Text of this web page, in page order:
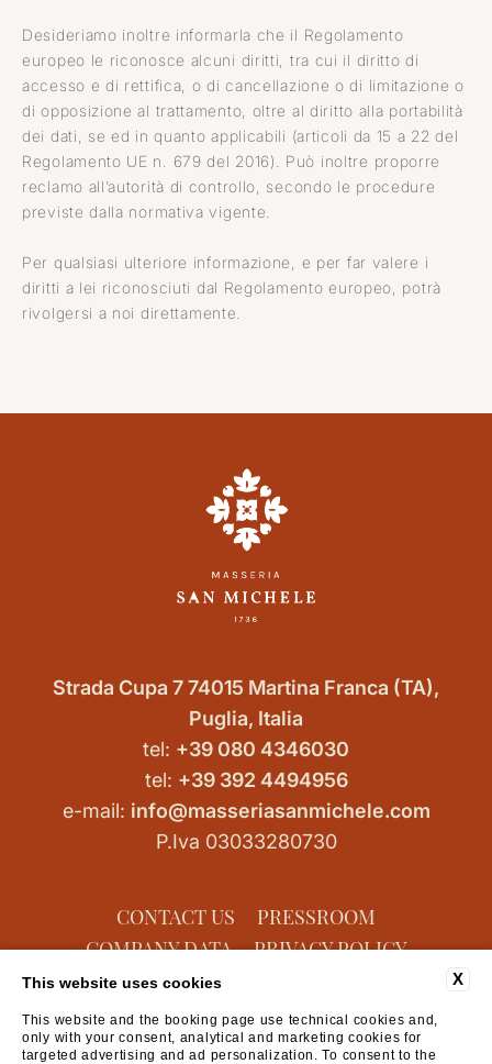
Desideriamo inoltre informarla che il Regolamento
europeo le riconosce alcuni diritti, tra cui il diritto di
accesso e di rettifica, o di cancellazione o di limitazione o
di opposizione al trattamento, oltre al diritto alla portabilità
dei dati, se ed in quanto applicabili (articoli da 15 a 22 del
Regolamento UE n. 679 del 2016). Può inoltre proporre
reclamo all’autorità di controllo, secondo le procedure
previste dalla normativa vigente.
Per qualsiasi ulteriore informazione, e per far valere i
diritti a lei riconosciuti dal Regolamento europeo, potrà
rivolgersi a noi direttamente.
Strada Cupa 7 74015 Martina Franca (TA),
Puglia, Italia
tel: +39 080 4346030
tel: +39 392 4494956
e-mail: info@masseriasanmichele.com
P.Iva 03033280730
CONTACT US
PRESSROOM
COMPANY DATA
PRIVACY POLICY
COOKIE POLICY
X
This website uses cookies
This website and the booking page use technical cookies and,
only with your consent, analytical and marketing cookies for
targeted advertising and ad personalization. To consent to the